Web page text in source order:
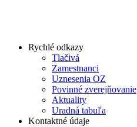
Rychlé odkazy
Tlačivá
Zamestnanci
Uznesenia OZ
Povinné zverejňovanie
Aktuality
Uradná tabuľa
Kontaktné údaje